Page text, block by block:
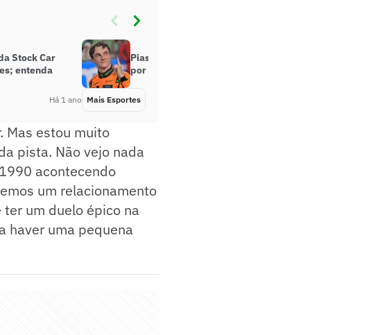
Stock Car
entenda
Há 1 ano
Piastri diz que luta contra Norris
por título é sonho da McLaren
Mais Esportes
Mas estou muito
pista. Não vejo nada
acontecendo
um relacionamento
um duelo épico na
haver uma pequena